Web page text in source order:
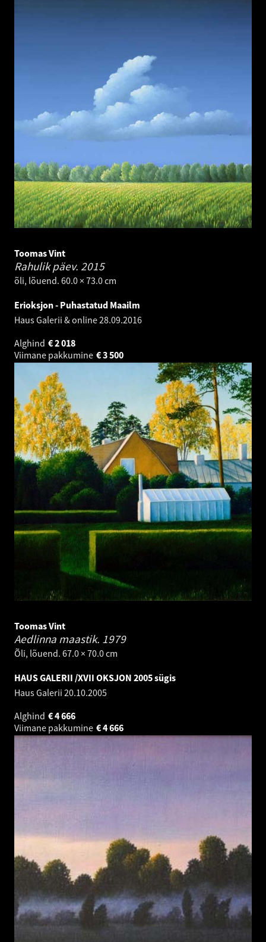
Toomas Vint
Rahulik päev. 2015
õli, lõuend. 60.0 × 73.0 cm
Erioksjon - Puhastatud Maailm
Haus Galerii & online28.09.2016
Alghind
2 018
€
Viimane pakkumine
3 500
€
Toomas Vint
Aedlinna maastik. 1979
Õli, lõuend. 67.0 × 70.0 cm
HAUS GALERII /XVII OKSJON 2005 sügis
Haus Galerii 20.10.2005
Alghind
4 666
€
Viimane pakkumine
4 666
€